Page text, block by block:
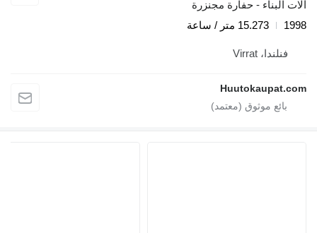
آلات البناء - حفارة مجنزرة
1998
15.273 متر / ساعة
فنلندا، Virrat
Huutokaupat.com